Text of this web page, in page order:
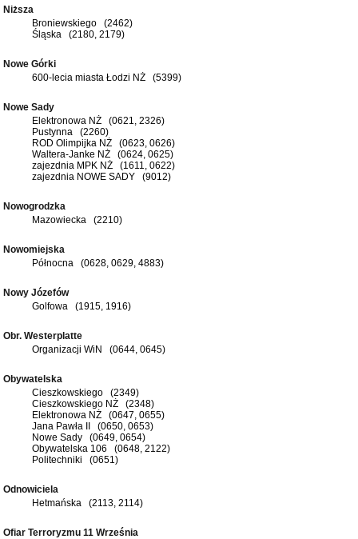
Niższa
Broniewskiego (2462)
Śląska (2180, 2179)
Nowe Górki
600-lecia miasta Łodzi NŻ (5399)
Nowe Sady
Elektronowa NŻ (0621, 2326)
Pustynna (2260)
ROD Olimpijka NŻ (0623, 0626)
Waltera-Janke NŻ (0624, 0625)
zajezdnia MPK NŻ (1611, 0622)
zajezdnia NOWE SADY (9012)
Nowogrodzka
Mazowiecka (2210)
Nowomiejska
Północna (0628, 0629, 4883)
Nowy Józefów
Golfowa (1915, 1916)
Obr. Westerplatte
Organizacji WiN (0644, 0645)
Obywatelska
Cieszkowskiego (2349)
Cieszkowskiego NŻ (2348)
Elektronowa NŻ (0647, 0655)
Jana Pawła II (0650, 0653)
Nowe Sady (0649, 0654)
Obywatelska 106 (0648, 2122)
Politechniki (0651)
Odnowiciela
Hetmańska (2113, 2114)
Ofiar Terroryzmu 11 Września